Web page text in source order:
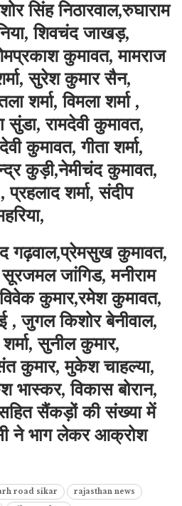
सिंह निठारवाल,रुघाराम
शिवचंद जाखड़,
कुमावत, मामराज
सुरेश कुमार सैन,
शर्मा, विमला शर्मा ,
सुंडा, रामदेवी कुमावत,
कुमावत, गीता शर्मा,
कुड़ी,नेमीचंद कुमावत,
प्रहलाद शर्मा, संदीप
गढ़वाल,प्रेमसुख कुमावत,
जांगिड, मनीराम
विवेक कुमार,रमेश कुमावत,
, जुगल किशोर बेनीवाल,
सुनील कुमार,
कुमार, मुकेश चाहल्या,
भास्कर, विकास बोरान,
सहित सैंकड़ों की संख्या में
ने भाग लेकर आक्रोश
road sikar
rajasthan news